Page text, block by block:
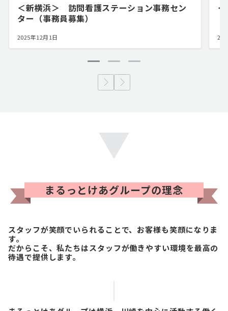
＜新横浜＞ 訪問看護ステーション事務セン
ター（事務員募集）
2025年12月1日
まるっとけあグループの理念
スタッフが笑顔でいられることで、お客様も笑顔になりま
す。
だからこそ、私たちはスタッフが働きやすい環境を最高の
待遇で提供します。